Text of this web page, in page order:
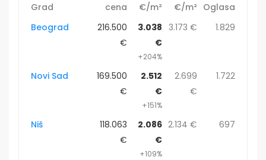
Grad
cena
€/m²
€/m² Oglasa
Beograd
216.500
€
3.038
€
+204%
3.173 € 1.829
Novi Sad
169.500
€
2.512
€
+151%
2.699
€
1.722
Niš
118.063
€
2.086
€
+109%
2.134 € 697